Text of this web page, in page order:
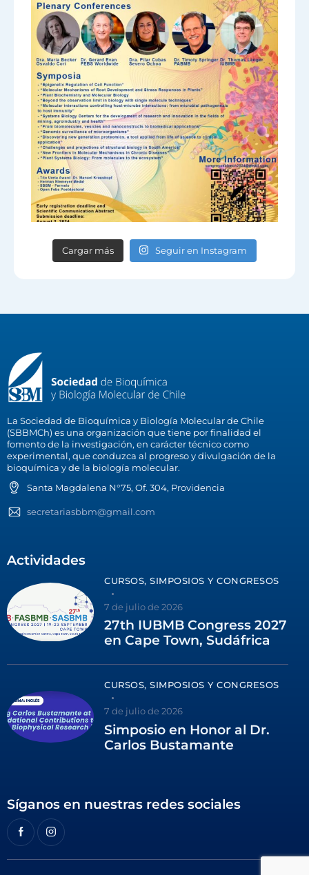
Cargar más Seguir en Instagram
La Sociedad de Bioquímica y Biología Molecular de Chile
(SBBMCh) es una organización que tiene por finalidad el
fomento de la investigación, en carácter técnico como
experimental, que conduzca al progreso y divulgación de la
bioquímica y de la biología molecular.
Santa Magdalena N°75, Of. 304, Providencia
secretariasbbm@gmail.com
Actividades
CURSOS, SIMPOSIOS Y CONGRESOS
7 de julio de 2026
27th IUBMB Congress 2027
en Cape Town, Sudáfrica
CURSOS, SIMPOSIOS Y CONGRESOS
7 de julio de 2026
Simposio en Honor al Dr.
Carlos Bustamante
Síganos en nuestras redes sociales